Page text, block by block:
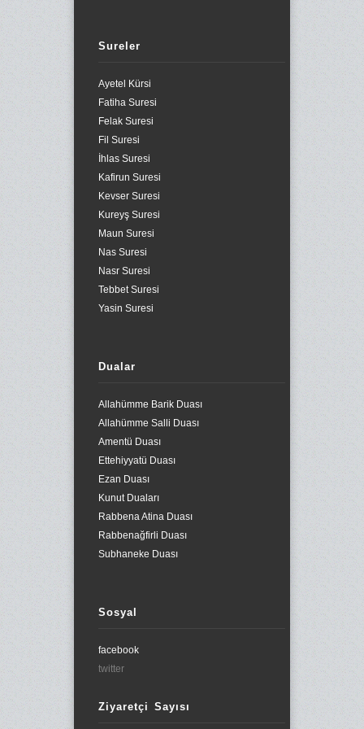
Sureler
Ayetel Kürsi
Fatiha Suresi
Felak Suresi
Fil Suresi
İhlas Suresi
Kafirun Suresi
Kevser Suresi
Kureyş Suresi
Maun Suresi
Nas Suresi
Nasr Suresi
Tebbet Suresi
Yasin Suresi
Dualar
Allahümme Barik Duası
Allahümme Salli Duası
Amentü Duası
Ettehiyyatü Duası
Ezan Duası
Kunut Duaları
Rabbena Atina Duası
Rabbenağfirli Duası
Subhaneke Duası
Sosyal
facebook
twitter
Ziyaretçi Sayısı